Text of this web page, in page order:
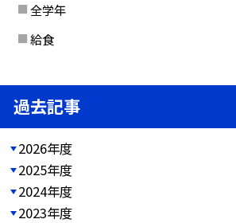
全学年
給食
過去記事
2026年度
2025年度
2024年度
2023年度